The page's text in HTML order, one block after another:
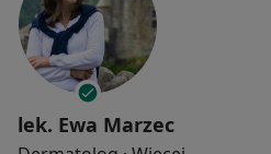
lek. Ewa Marzec